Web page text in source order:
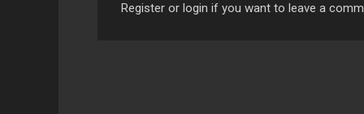
Register or login if you want to leave a